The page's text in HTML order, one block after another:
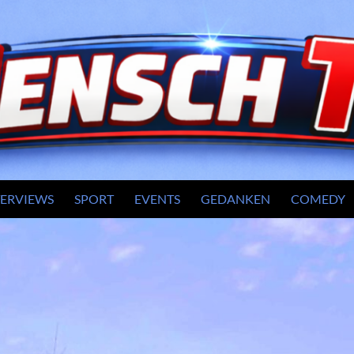
SPORT EVENTS GEDANKEN COMEDY